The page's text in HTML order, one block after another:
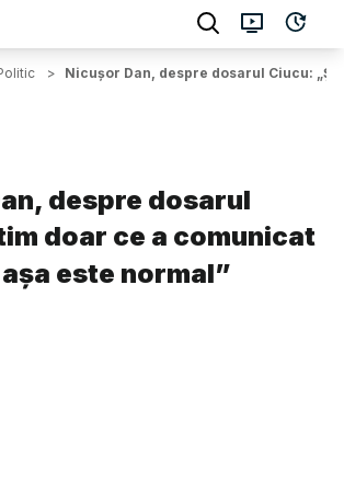
> Nicușor Dan, despre dosarul Ciucu:
despre dosarul
doar ce a comunicat
este normal”